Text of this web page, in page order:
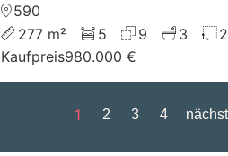
590
277 m²
5 9 3
Kaufpreis980.000 €
1 2 3 4